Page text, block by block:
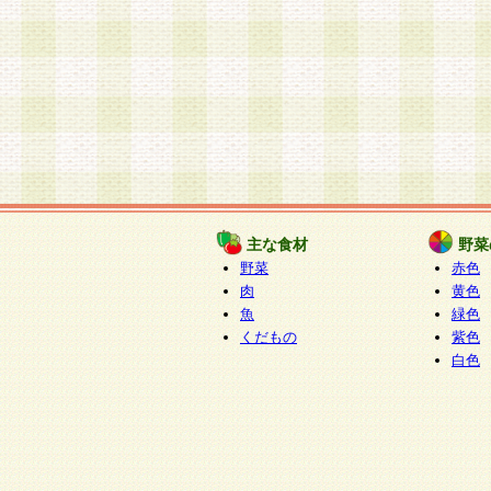
主な食材
野菜
肉
魚
くだもの
野
赤色
黄色
緑色
紫色
白色